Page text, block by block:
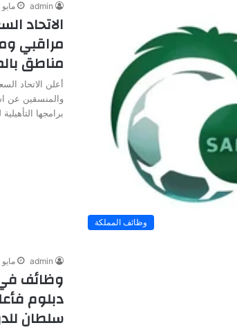
وظائف المملكة
admin مايو 23, 2024
الاتحاد
مراقبي
مناطق
أعلن الاتحاد
والمنسقين عن
برامجها
admin مايو 23, 2024
وظائف
دبلوم
سلطان